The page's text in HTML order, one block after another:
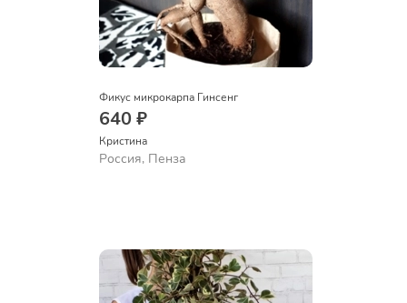
Фикус микрокарпа Гинсенг
640 ₽
Кристина
Россия, Пенза